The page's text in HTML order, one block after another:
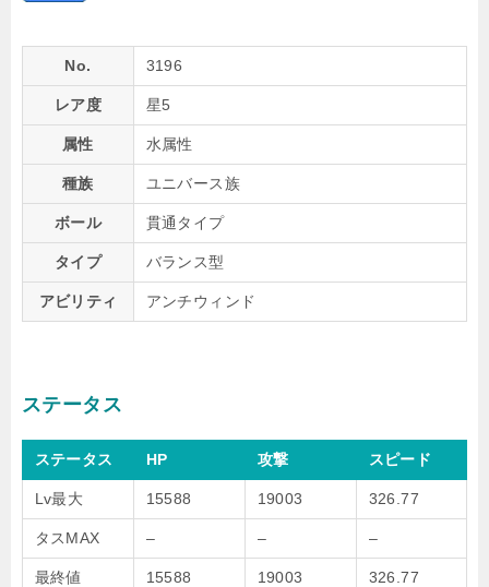
No. 3196
レア度 星5
属性 水属性
種族 ユニバース族
ボール 貫通タイプ
タイプ バランス型
アビリティ アンチウィンド
ステータス
ステータス HP 攻撃 スピード
Lv最大 15588 19003 326.77
タスMAX – – –
最終値 15588 19003 326.77